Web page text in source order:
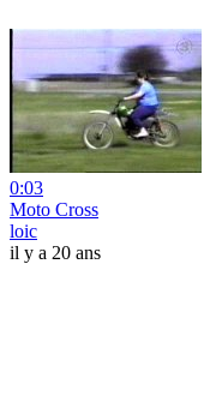
0:03
Moto Cross
loic
il y a 20 ans